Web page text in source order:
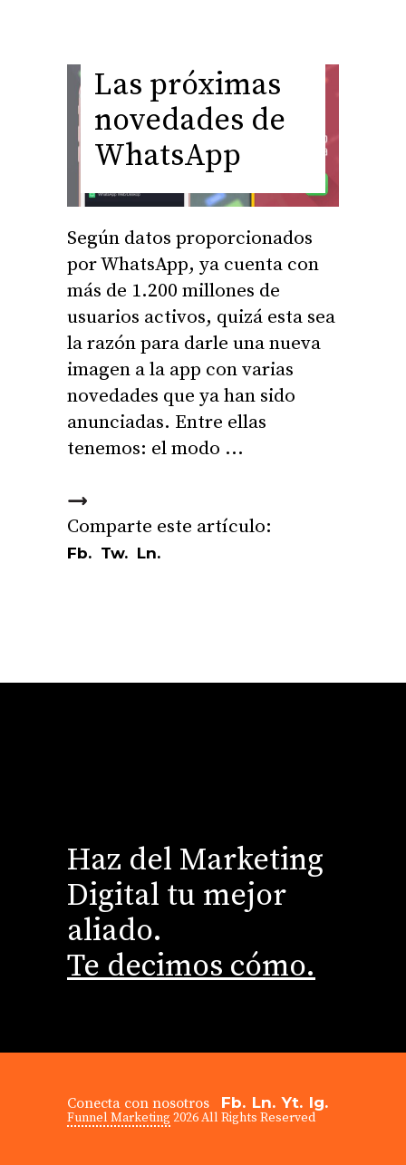
Las próximas
novedades de
WhatsApp
Según datos proporcionados
por WhatsApp, ya cuenta con
más de 1.200 millones de
usuarios activos, quizá esta sea
la razón para darle una nueva
imagen a la app con varias
novedades que ya han sido
anunciadas. Entre ellas
tenemos: el modo
Fb. Tw. Ln.
Haz del Marketing
Digital tu mejor
aliado.
Te decimos cómo.
Conecta con nosotros Fb. Ln. Yt. Ig.
Funnel Marketing2026 All Rights Reserved